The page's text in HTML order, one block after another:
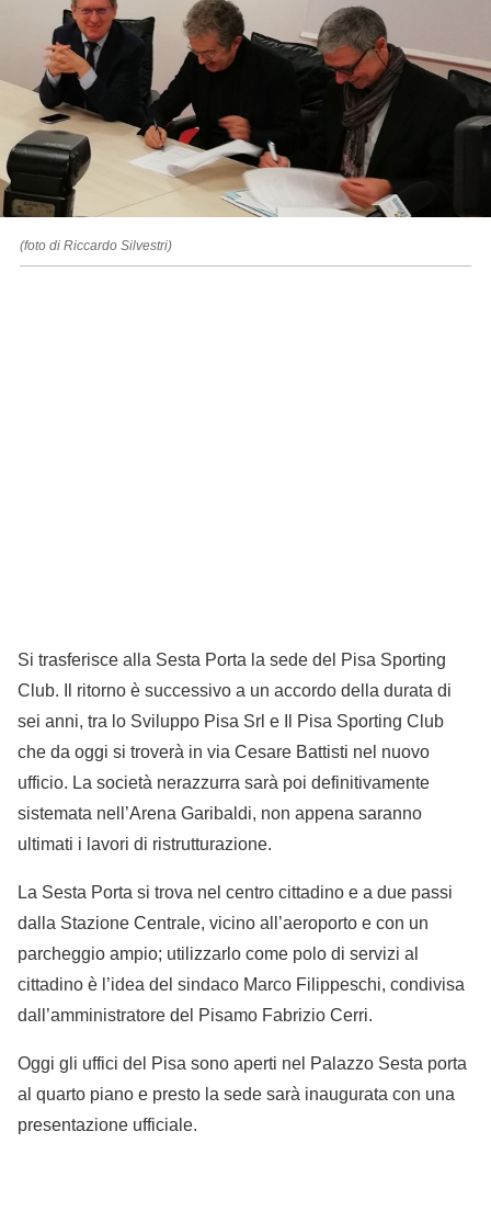
(foto di Riccardo Silvestri)
Si trasferisce alla Sesta Porta la sede del Pisa Sporting
Club. Il ritorno è successivo a un accordo della durata di
sei anni, tra lo Sviluppo Pisa Srl e Il Pisa Sporting Club
che da oggi si troverà in via Cesare Battisti nel nuovo
ufficio. La società nerazzurra sarà poi definitivamente
sistemata nell’Arena Garibaldi, non appena saranno
ultimati i lavori di ristrutturazione.
La Sesta Porta si trova nel centro cittadino e a due passi
dalla Stazione Centrale, vicino all’aeroporto e con un
parcheggio ampio; utilizzarlo come polo di servizi al
cittadino è l’idea del sindaco Marco Filippeschi, condivisa
dall’amministratore del Pisamo Fabrizio Cerri.
Oggi gli uffici del Pisa sono aperti nel Palazzo Sesta porta
al quarto piano e presto la sede sarà inaugurata con una
presentazione ufficiale.